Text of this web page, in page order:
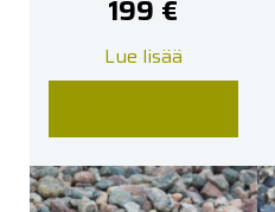
199 €
Lue lisää